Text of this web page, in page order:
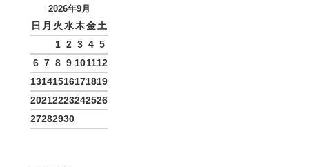
2026年9月
日 月 火水木金土
1 2 3 4 5
6 7 8 9 101112
13141516171819
20212223242526
27282930